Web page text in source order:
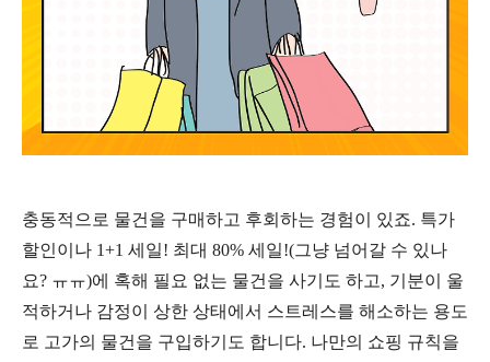
충동적으로 물건을 구매하고 후회하는 경험이 있죠. 특가
할인이나 1+1 세일! 최대 80% 세일!(그냥 넘어갈 수 있나
요? ㅠㅠ)에 혹해 필요 없는 물건을 사기도 하고, 기분이 울
적하거나 감정이 상한 상태에서 스트레스를 해소하는 용도
로 고가의 물건을 구입하기도 합니다. 나만의 쇼핑 규칙을